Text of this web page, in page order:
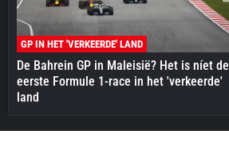
GP IN HET 'VERKEERDE' LAND
De Bahrein GP in Maleisië? Het is níet de
eerste Formule 1-race in het 'verkeerde'
land